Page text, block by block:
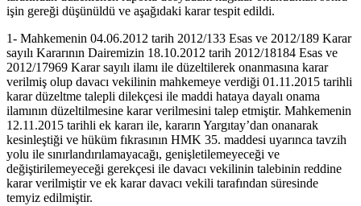
işin gereği düşünüldü ve aşağıdaki karar tespit edildi.
1- Mahkemenin 04.06.2012 tarih 2012/133 Esas ve 2012/189 Karar
sayılı Kararının Dairemizin 18.10.2012 tarih 2012/18184 Esas ve
2012/17969 Karar sayılı ilamı ile düzeltilerek onanmasına karar
verilmiş olup davacı vekilinin mahkemeye verdiği 01.11.2015 tarihli
karar düzeltme talepli dilekçesi ile maddi hataya dayalı onama
ilamının düzeltilmesine karar verilmesini talep etmiştir. Mahkemenin
12.11.2015 tarihli ek kararı ile, kararın Yargıtay’dan onanarak
kesinleştiği ve hüküm fıkrasının HMK 35. maddesi uyarınca tavzih
yolu ile sınırlandırılamayacağı, genişletilemeyeceği ve
değiştirilemeyeceği gerekçesi ile davacı vekilinin talebinin reddine
karar verilmiştir ve ek karar davacı vekili tarafından süresinde
temyiz edilmiştir.